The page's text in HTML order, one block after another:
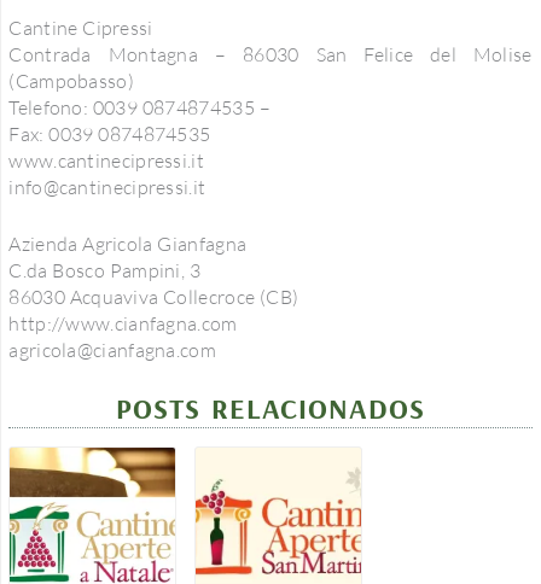
Cantine Cipressi
Contrada Montagna – 86030 San Felice del Molise
(Campobasso)
Telefono: 0039 0874874535 –
Fax: 0039 0874874535
www.cantinecipressi.it
info@cantinecipressi.it
Azienda Agricola Gianfagna
C.da Bosco Pampini, 3
86030 Acquaviva Collecroce (CB)
http://www.cianfagna.com
agricola@cianfagna.com
POSTS RELACIONADOS